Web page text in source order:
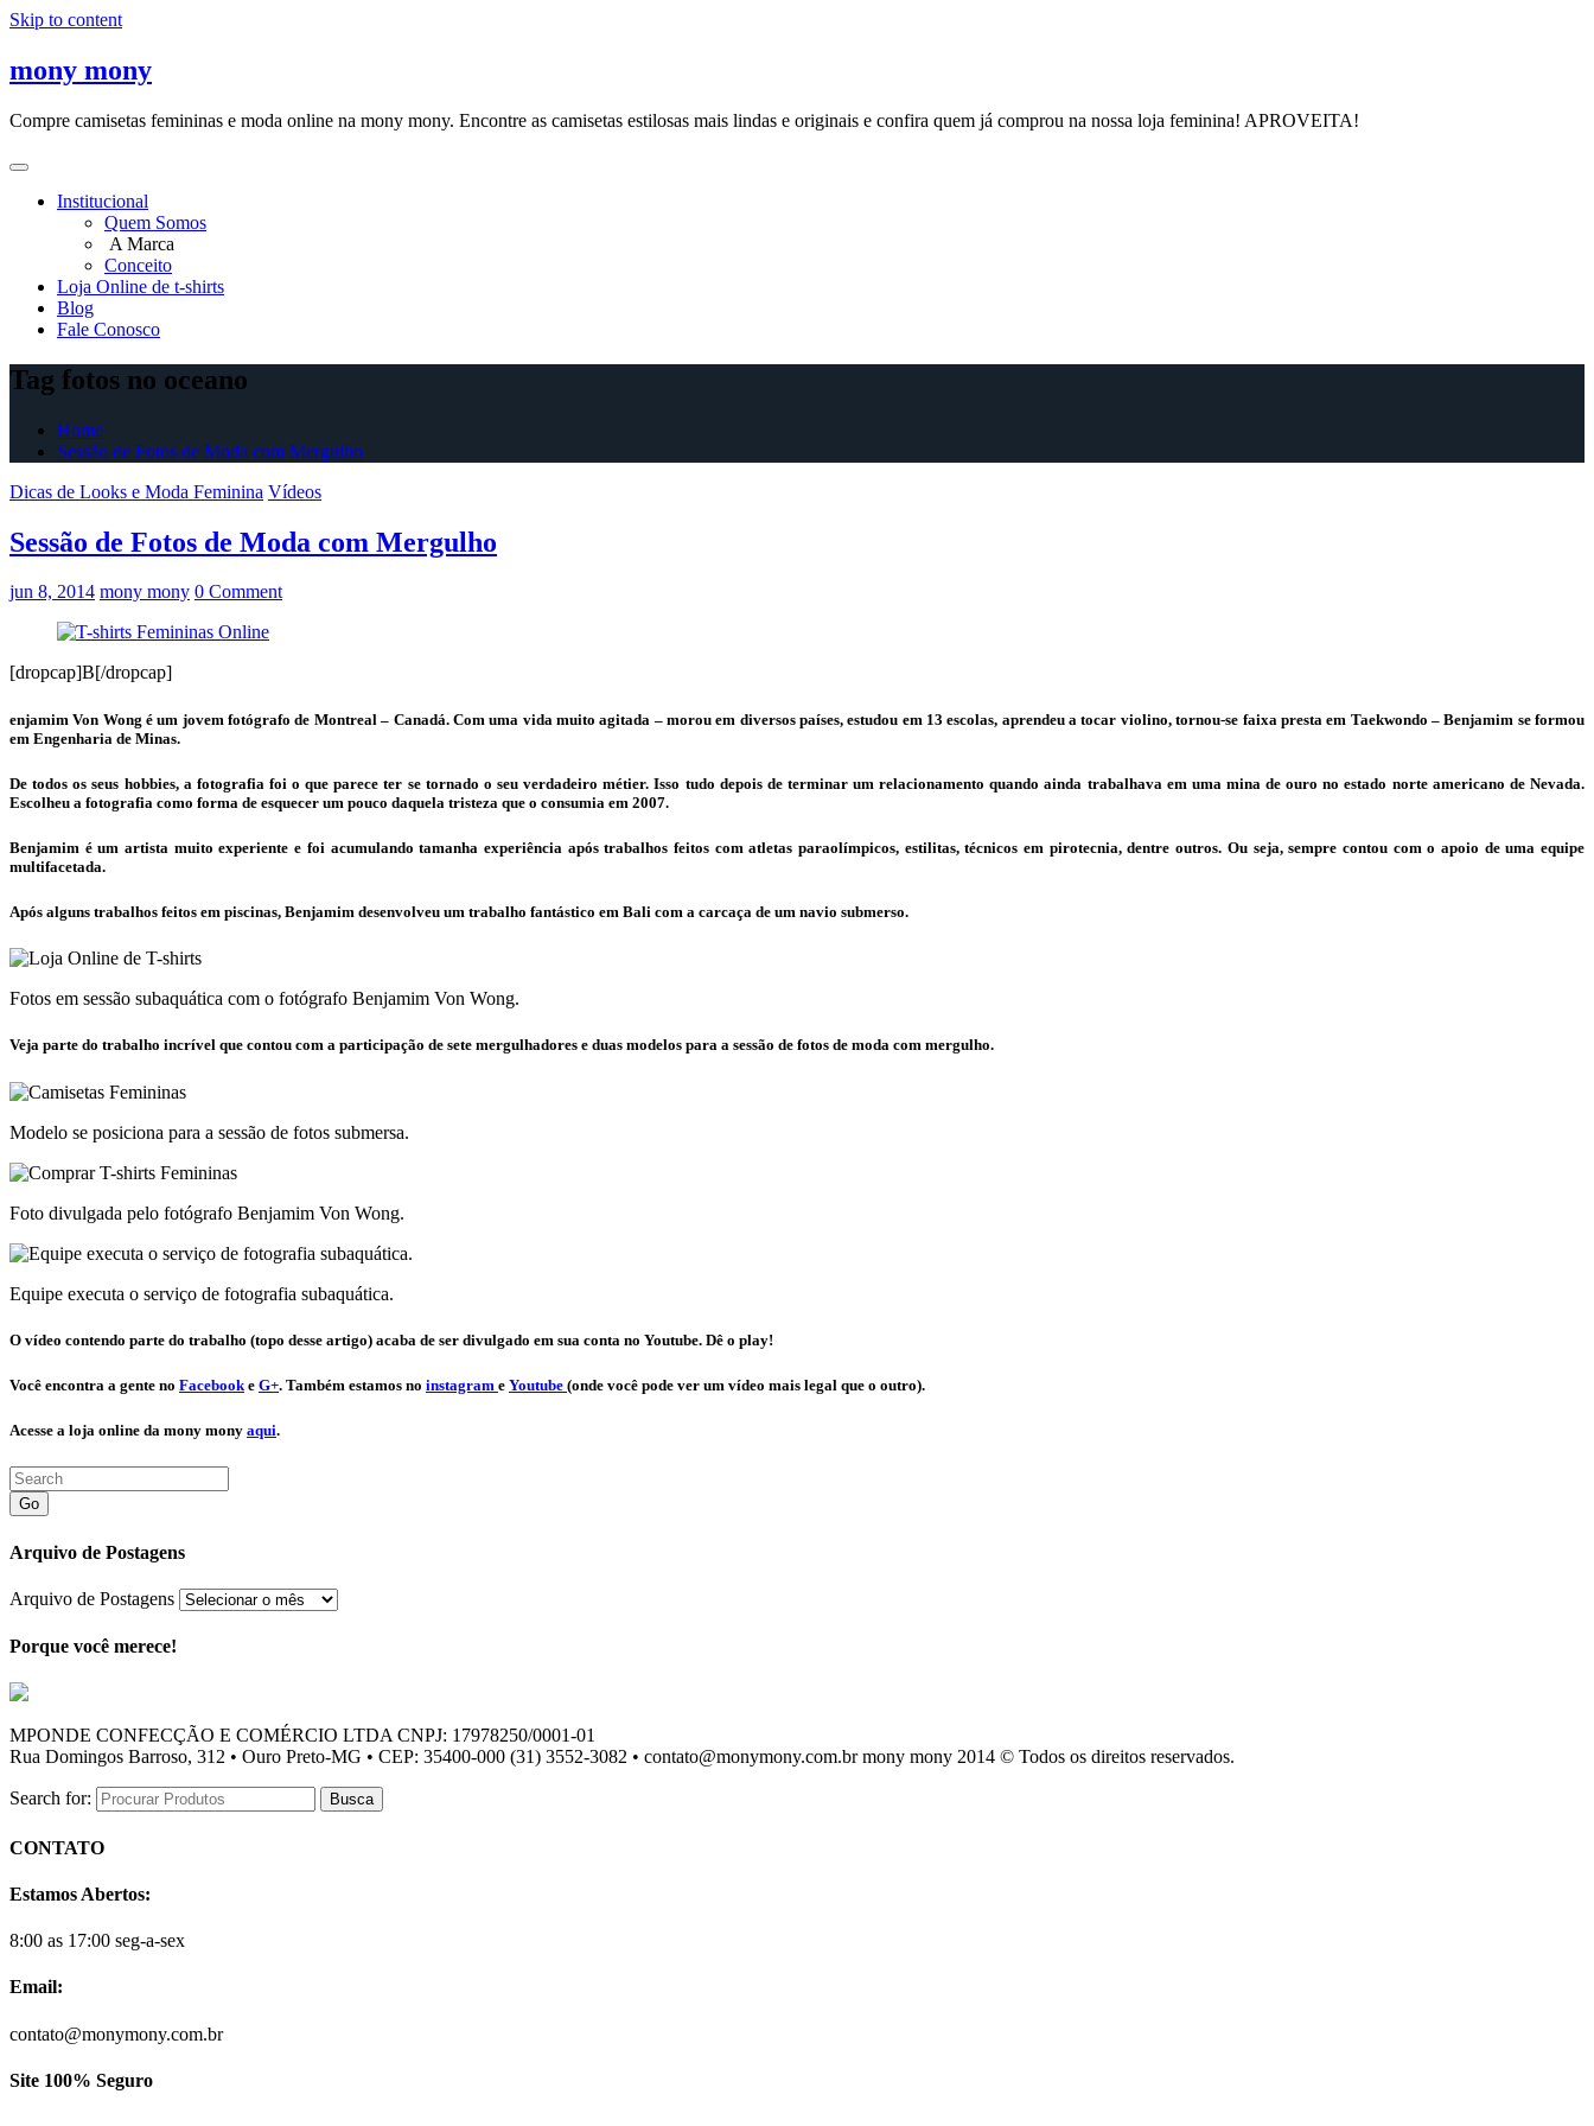
Skip to content
mony mony
Compre camisetas femininas e moda online na mony mony. Encontre as camisetas estilosas mais lindas e originais e confira quem já comprou na nossa loja feminina! APROVEITA!
Institucional
Quem Somos
A Marca
Conceito
Loja Online de t-shirts
Blog
Fale Conosco
Tag fotos no oceano
Home
Sessão de Fotos de Moda com Mergulho
Dicas de Looks e Moda Feminina Vídeos
Sessão de Fotos de Moda com Mergulho
jun 8, 2014 mony mony 0 Comment
[dropcap]B[/dropcap]
enjamim Von Wong é um jovem fotógrafo de Montreal – Canadá. Com uma vida muito agitada – morou em diversos países, estudou em 13 escolas, aprendeu a tocar violino, tornou-se faixa presta em Taekwondo – Benjamim se formou
em Engenharia de Minas.
De todos os seus hobbies, a fotografia foi o que parece ter se tornado o seu verdadeiro métier. Isso tudo depois de terminar um relacionamento quando ainda trabalhava em uma mina de ouro no estado norte americano de Nevada.
Escolheu a fotografia como forma de esquecer um pouco daquela tristeza que o consumia em 2007.
Benjamim é um artista muito experiente e foi acumulando tamanha experiência após trabalhos feitos com atletas paraolímpicos, estilitas, técnicos em pirotecnia, dentre outros. Ou seja, sempre contou com o apoio de uma equipe
multifacetada.
Após alguns trabalhos feitos em piscinas, Benjamim desenvolveu um trabalho fantástico em Bali com a carcaça de um navio submerso.
Fotos em sessão subaquática com o fotógrafo Benjamim Von Wong.
Veja parte do trabalho incrível que contou com a participação de sete mergulhadores e duas modelos para a sessão de fotos de moda com mergulho.
Modelo se posiciona para a sessão de fotos submersa.
Foto divulgada pelo fotógrafo Benjamim Von Wong.
Equipe executa o serviço de fotografia subaquática.
O vídeo contendo parte do trabalho (topo desse artigo) acaba de ser divulgado em sua conta no Youtube. Dê o play!
Você encontra a gente no Facebook e G+. Também estamos no instagram e Youtube (onde você pode ver um vídeo mais legal que o outro).
Acesse a loja online da mony mony aqui.
Go
Arquivo de Postagens
Arquivo de Postagens
Porque você merece!
MPONDE CONFECÇÃO E COMÉRCIO LTDA CNPJ: 17978250/0001-01
Rua Domingos Barroso, 312 • Ouro Preto-MG • CEP: 35400-000 (31) 3552-3082 • contato@monymony.com.br mony mony 2014 © Todos os direitos reservados.
Search for:
CONTATO
Estamos Abertos:
8:00 as 17:00 seg-a-sex
Email:
contato@monymony.com.br
Site 100% Seguro